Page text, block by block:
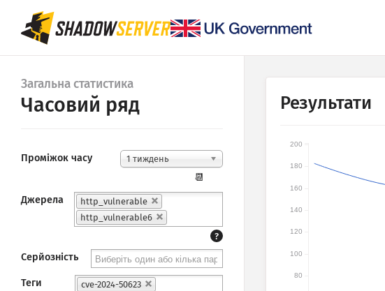
Загальна статистика
Часовий ряд
Проміжок часу 1 тиждень
📆
Джерела
http_vulnerable
http_vulnerable6
?
Серйозність
Теги cve-2024-50623
Результати
80
100
120
140
160
180
200